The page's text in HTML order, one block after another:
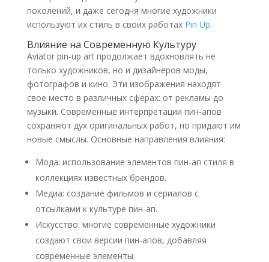
поколений, и даже сегодня многие художники
используют их стиль в своих работах Pin Up.
Влияние на Современную Культуру
Aviator pin-up art продолжает вдохновлять не
только художников, но и дизайнеров моды,
фотографов и кино. Эти изображения находят
свое место в различных сферах: от рекламы до
музыки. Современные интерпретации пин-апов
сохраняют дух оригинальных работ, но придают им
новые смыслы. Основные направления влияния:
Мода: использование элементов пин-ап стиля в
коллекциях известных брендов.
Медиа: создание фильмов и сериалов с
отсылками к культуре пин-ап.
Искусство: многие современные художники
создают свои версии пин-апов, добавляя
современные элементы.